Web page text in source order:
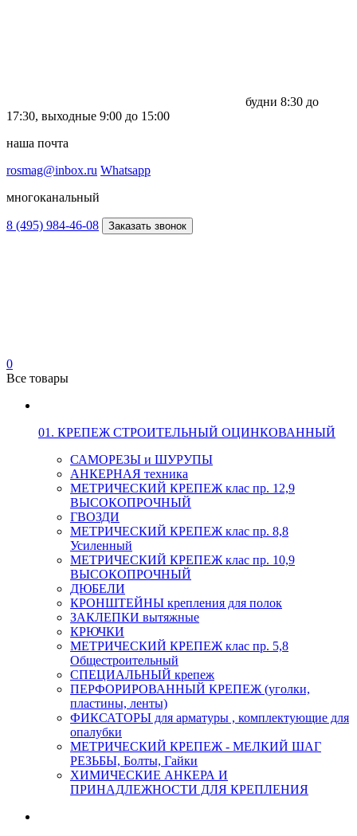
будни 8:30 до
17:30, выходные 9:00 до 15:00
наша почта
rosmag@inbox.ru Whatsapp
многоканальный
8 (495) 984-46-08 Заказать звонок
0
Все товары
01. КРЕПЕЖ СТРОИТЕЛЬНЫЙ ОЦИНКОВАННЫЙ
САМОРЕЗЫ и ШУРУПЫ
АНКЕРНАЯ техника
МЕТРИЧЕСКИЙ КРЕПЕЖ клас пр. 12,9
ВЫСОКОПРОЧНЫЙ
ГВОЗДИ
МЕТРИЧЕСКИЙ КРЕПЕЖ клас пр. 8,8
Усиленный
МЕТРИЧЕСКИЙ КРЕПЕЖ клас пр. 10,9
ВЫСОКОПРОЧНЫЙ
ДЮБЕЛИ
КРОНШТЕЙНЫ крепления для полок
ЗАКЛЕПКИ вытяжные
КРЮЧКИ
МЕТРИЧЕСКИЙ КРЕПЕЖ клас пр. 5,8
Общестроительный
СПЕЦИАЛЬНЫЙ крепеж
ПЕРФОРИРОВАННЫЙ КРЕПЕЖ (уголки,
пластины, ленты)
ФИКСАТОРЫ для арматуры , комплектующие для
опалубки
МЕТРИЧЕСКИЙ КРЕПЕЖ - МЕЛКИЙ ШАГ
РЕЗЬБЫ, Болты, Гайки
ХИМИЧЕСКИЕ АНКЕРА И
ПРИНАДЛЕЖНОСТИ ДЛЯ КРЕПЛЕНИЯ